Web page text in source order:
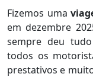
Fizemos uma
em dezembre
sempre deu
todos os
prestativos e